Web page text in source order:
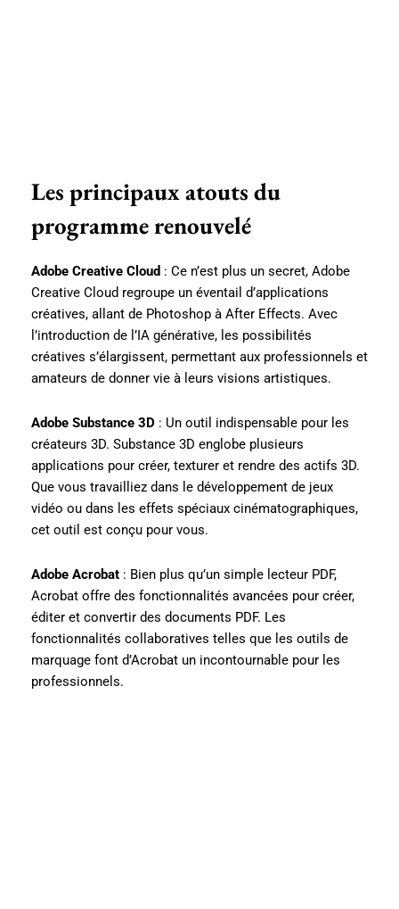
Les principaux atouts du
programme renouvelé
Adobe Creative Cloud : Ce n’est plus un secret, Adobe
Creative Cloud regroupe un éventail d’applications
créatives, allant de Photoshop à After Effects. Avec
l’introduction de l’IA générative, les possibilités
créatives s’élargissent, permettant aux professionnels et
amateurs de donner vie à leurs visions artistiques.
Adobe Substance 3D : Un outil indispensable pour les
créateurs 3D. Substance 3D englobe plusieurs
applications pour créer, texturer et rendre des actifs 3D.
Que vous travailliez dans le développement de jeux
vidéo ou dans les effets spéciaux cinématographiques,
cet outil est conçu pour vous.
Adobe Acrobat : Bien plus qu’un simple lecteur PDF,
Acrobat offre des fonctionnalités avancées pour créer,
éditer et convertir des documents PDF. Les
fonctionnalités collaboratives telles que les outils de
marquage font d’Acrobat un incontournable pour les
professionnels.